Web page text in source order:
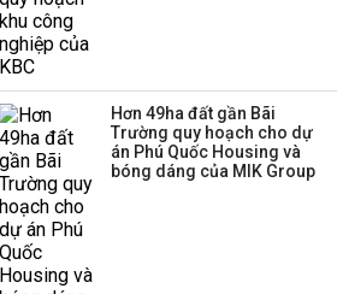
Hơn 49ha đất gần Bãi
Trường quy hoạch cho dự
án Phú Quốc Housing và
bóng dáng của MIK Group